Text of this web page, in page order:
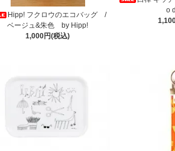
Hipp! フクロウのエコバッグ /
ベージュ&朱色 by Hipp!
1,000円(税込)
o